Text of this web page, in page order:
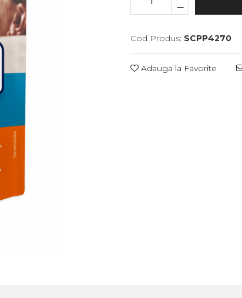
Cod Produs: SCPP4270
Adauga la Favorite